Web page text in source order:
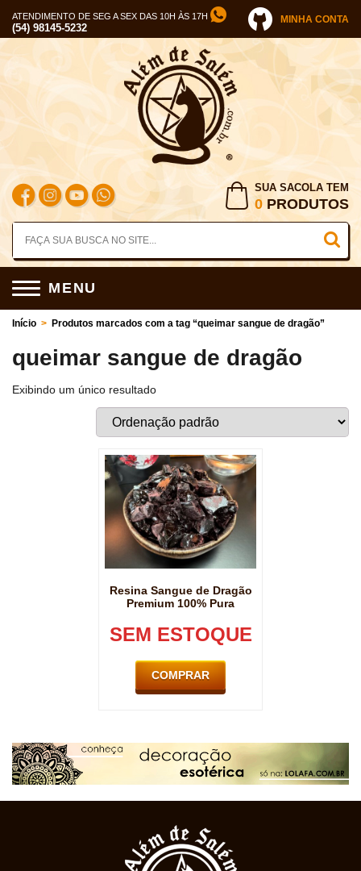
ATENDIMENTO DE SEG A SEX DAS 10H ÀS 17H
(54) 98145-5232
MINHA CONTA
SUA SACOLA TEM
0 PRODUTOS
MENU
Início > Produtos marcados com a tag “queimar sangue de dragão”
queimar sangue de dragão
Exibindo um único resultado
Resina Sangue de Dragão
Premium 100% Pura
SEM ESTOQUE
COMPRAR